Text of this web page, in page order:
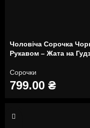
Чоловіча Сорочка
Рукавом – Жата на
Сорочки
799.00 ₴
S